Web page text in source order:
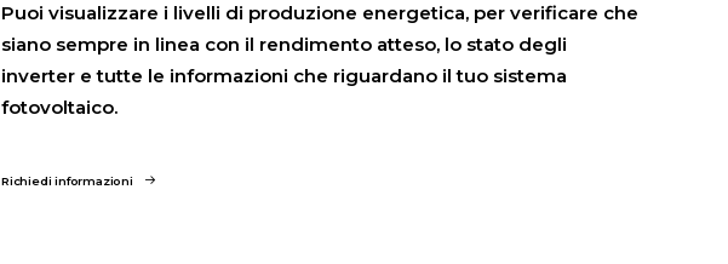
Puoi visualizzare i livelli di produzione energetica, per verificare che
siano sempre in linea con il rendimento atteso, lo stato degli
inverter e tutte le informazioni che riguardano il tuo sistema
fotovoltaico.
Richiedi informazioni